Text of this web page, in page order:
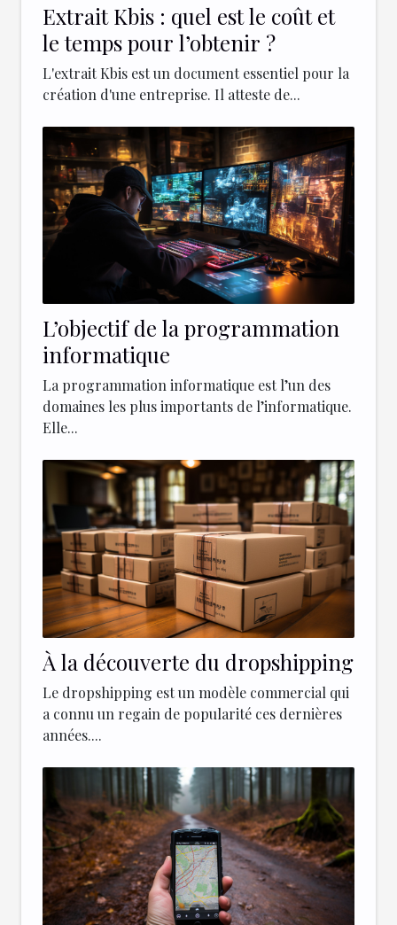
Extrait Kbis : quel est le coût et
le temps pour l’obtenir ?
L'extrait Kbis est un document essentiel pour la
création d'une entreprise. Il atteste de...
L’objectif de la programmation
informatique
La programmation informatique est l’un des
domaines les plus importants de l’informatique.
Elle...
À la découverte du dropshipping
Le dropshipping est un modèle commercial qui
a connu un regain de popularité ces dernières
années....